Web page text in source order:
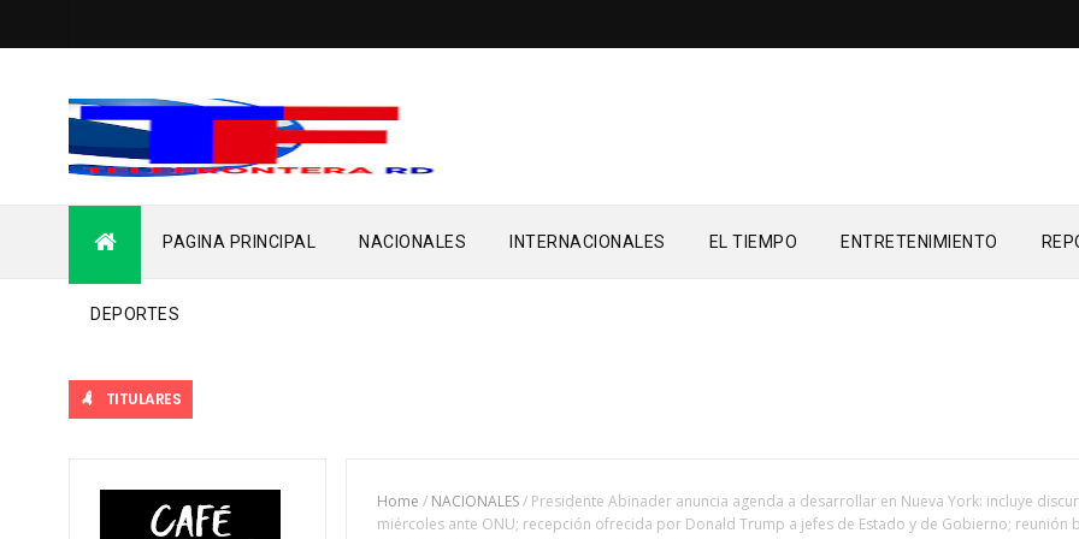
PAGINA PRINCIPAL NACIONALES INTERNACIONALES EL TIEMPO ENTRETENIMIENTO
DEPORTES
TITULARES
Home / NACIONALES/ Presidente Abinader anuncia agenda a desarrollar en Nueva York: incluye
miércoles ante ONU; recepción ofrecida por Donald Trump a jefes de Estado y de Gobierno; reunión